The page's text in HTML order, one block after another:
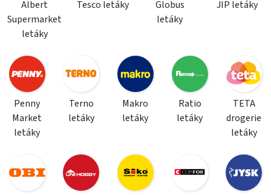
Albert
Supermarket
letáky
Tesco letáky
Globus
letáky
JIP letáky
Penny
Market
letáky
Terno
letáky
Makro
letáky
Ratio
letáky
TETA
drogerie
letáky